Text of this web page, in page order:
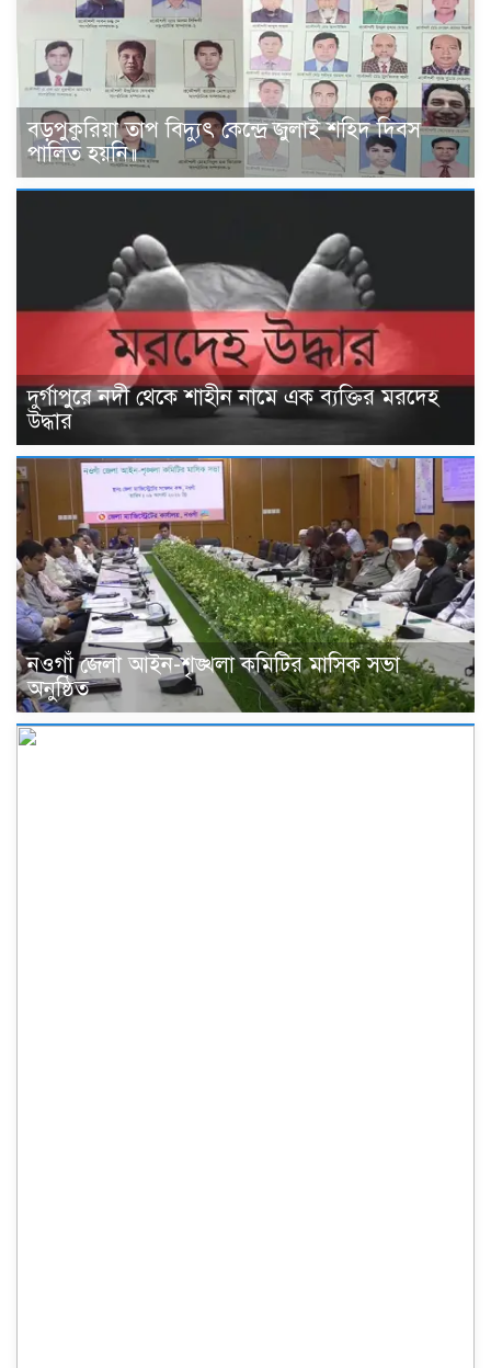
বড়পুকুরিয়া তাপ বিদ্যুৎ কেন্দ্রে জুলাই শহিদ দিবস
পালিত হয়নি॥
দুর্গাপুরে নদী থেকে শাহীন নামে এক ব্যক্তির মরদেহ
উদ্ধার
নওগাঁ জেলা আইন-শৃঙ্খলা কমিটির মাসিক সভা
অনুষ্ঠিত